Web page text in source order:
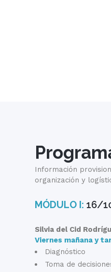
Información
organización y
MÓDULO I: 16/
Silvia del Cid
Viernes mañana y
Diagnóstico
Toma de